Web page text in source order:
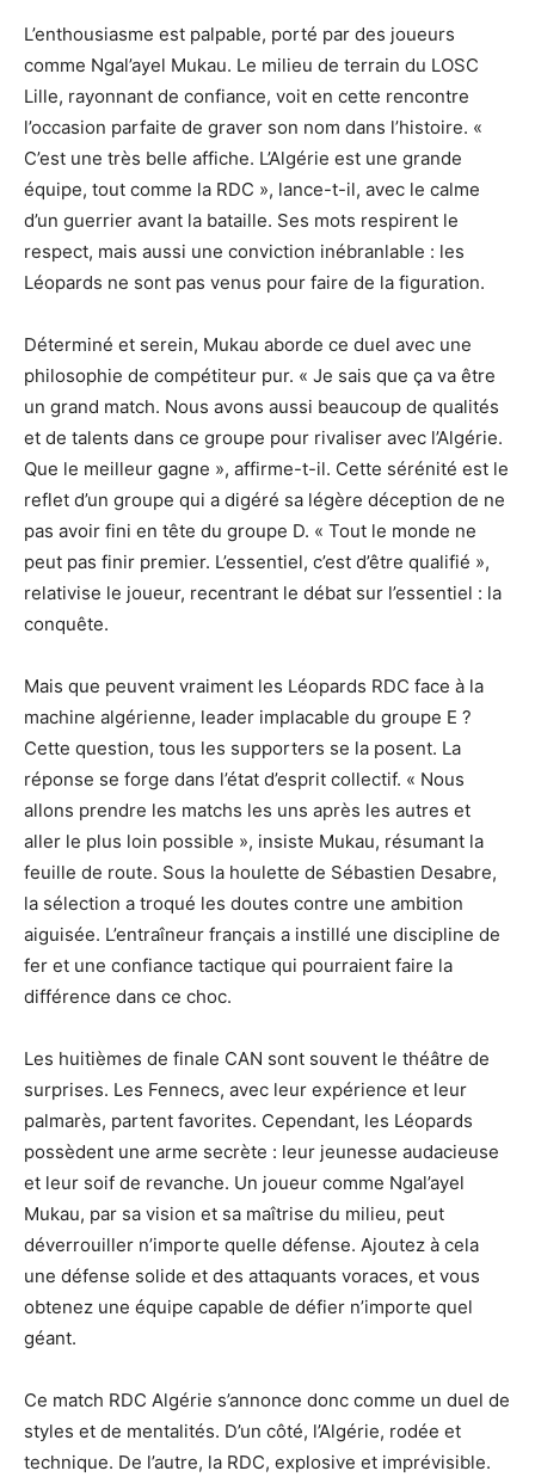
L’enthousiasme est palpable, porté par des joueurs
comme Ngal’ayel Mukau. Le milieu de terrain du LOSC
Lille, rayonnant de confiance, voit en cette rencontre
l’occasion parfaite de graver son nom dans l’histoire. «
C’est une très belle affiche. L’Algérie est une grande
équipe, tout comme la RDC », lance-t-il, avec le calme
d’un guerrier avant la bataille. Ses mots respirent le
respect, mais aussi une conviction inébranlable : les
Léopards ne sont pas venus pour faire de la figuration.
Déterminé et serein, Mukau aborde ce duel avec une
philosophie de compétiteur pur. « Je sais que ça va être
un grand match. Nous avons aussi beaucoup de qualités
et de talents dans ce groupe pour rivaliser avec l’Algérie.
Que le meilleur gagne », affirme-t-il. Cette sérénité est le
reflet d’un groupe qui a digéré sa légère déception de ne
pas avoir fini en tête du groupe D. « Tout le monde ne
peut pas finir premier. L’essentiel, c’est d’être qualifié »,
relativise le joueur, recentrant le débat sur l’essentiel : la
conquête.
Mais que peuvent vraiment les Léopards RDC face à la
machine algérienne, leader implacable du groupe E ?
Cette question, tous les supporters se la posent. La
réponse se forge dans l’état d’esprit collectif. « Nous
allons prendre les matchs les uns après les autres et
aller le plus loin possible », insiste Mukau, résumant la
feuille de route. Sous la houlette de Sébastien Desabre,
la sélection a troqué les doutes contre une ambition
aiguisée. L’entraîneur français a instillé une discipline de
fer et une confiance tactique qui pourraient faire la
différence dans ce choc.
Les huitièmes de finale CAN sont souvent le théâtre de
surprises. Les Fennecs, avec leur expérience et leur
palmarès, partent favorites. Cependant, les Léopards
possèdent une arme secrète : leur jeunesse audacieuse
et leur soif de revanche. Un joueur comme Ngal’ayel
Mukau, par sa vision et sa maîtrise du milieu, peut
déverrouiller n’importe quelle défense. Ajoutez à cela
une défense solide et des attaquants voraces, et vous
obtenez une équipe capable de défier n’importe quel
géant.
Ce match RDC Algérie s’annonce donc comme un duel de
styles et de mentalités. D’un côté, l’Algérie, rodée et
technique. De l’autre, la RDC, explosive et imprévisible.